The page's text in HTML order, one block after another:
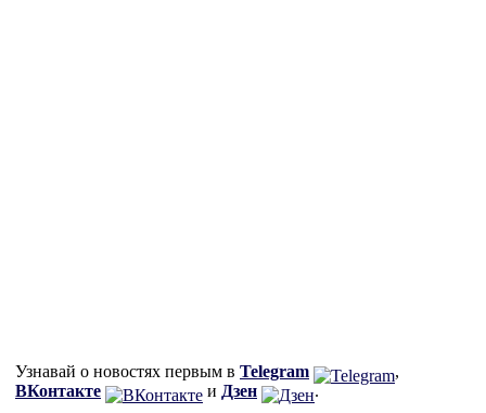
Узнавай о новостях первым в Telegram
,
ВКонтакте
и Дзен .